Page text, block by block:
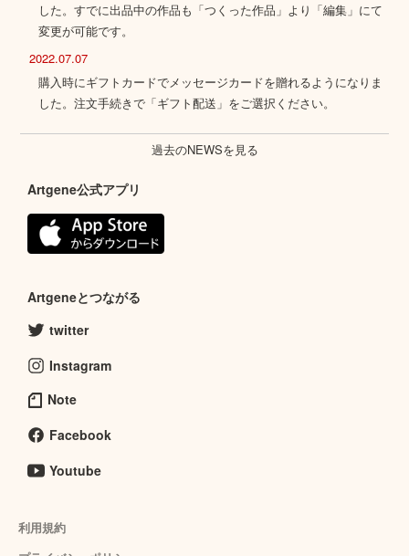
した。すでに出品中の作品も「つくった作品」より「編集」にて
変更が可能です。
2022.07.07
購入時にギフトカードでメッセージカードを贈れるようになりま
した。注文手続きで「ギフト配送」をご選択ください。
過去のNEWSを見る
Artgene公式アプリ
Artgeneとつながる
twitter
Instagram
Note
Facebook
Youtube
利用規約